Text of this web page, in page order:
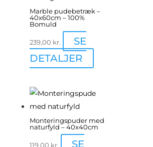
Marble pudebetræk –
40x60cm – 100%
Bomuld
239,00 kr.
SE
DETALJER
vare
flere
Mulighederne
Monteringspuder med
naturfyld – 40x40cm
119,00 kr.
SE